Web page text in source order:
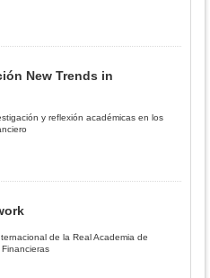
New Trends in
y reflexión académicas en los
de la Real Academia de